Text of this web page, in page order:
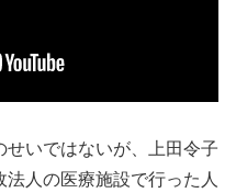
せいではないが、上田令子
人の医療施設で行った人